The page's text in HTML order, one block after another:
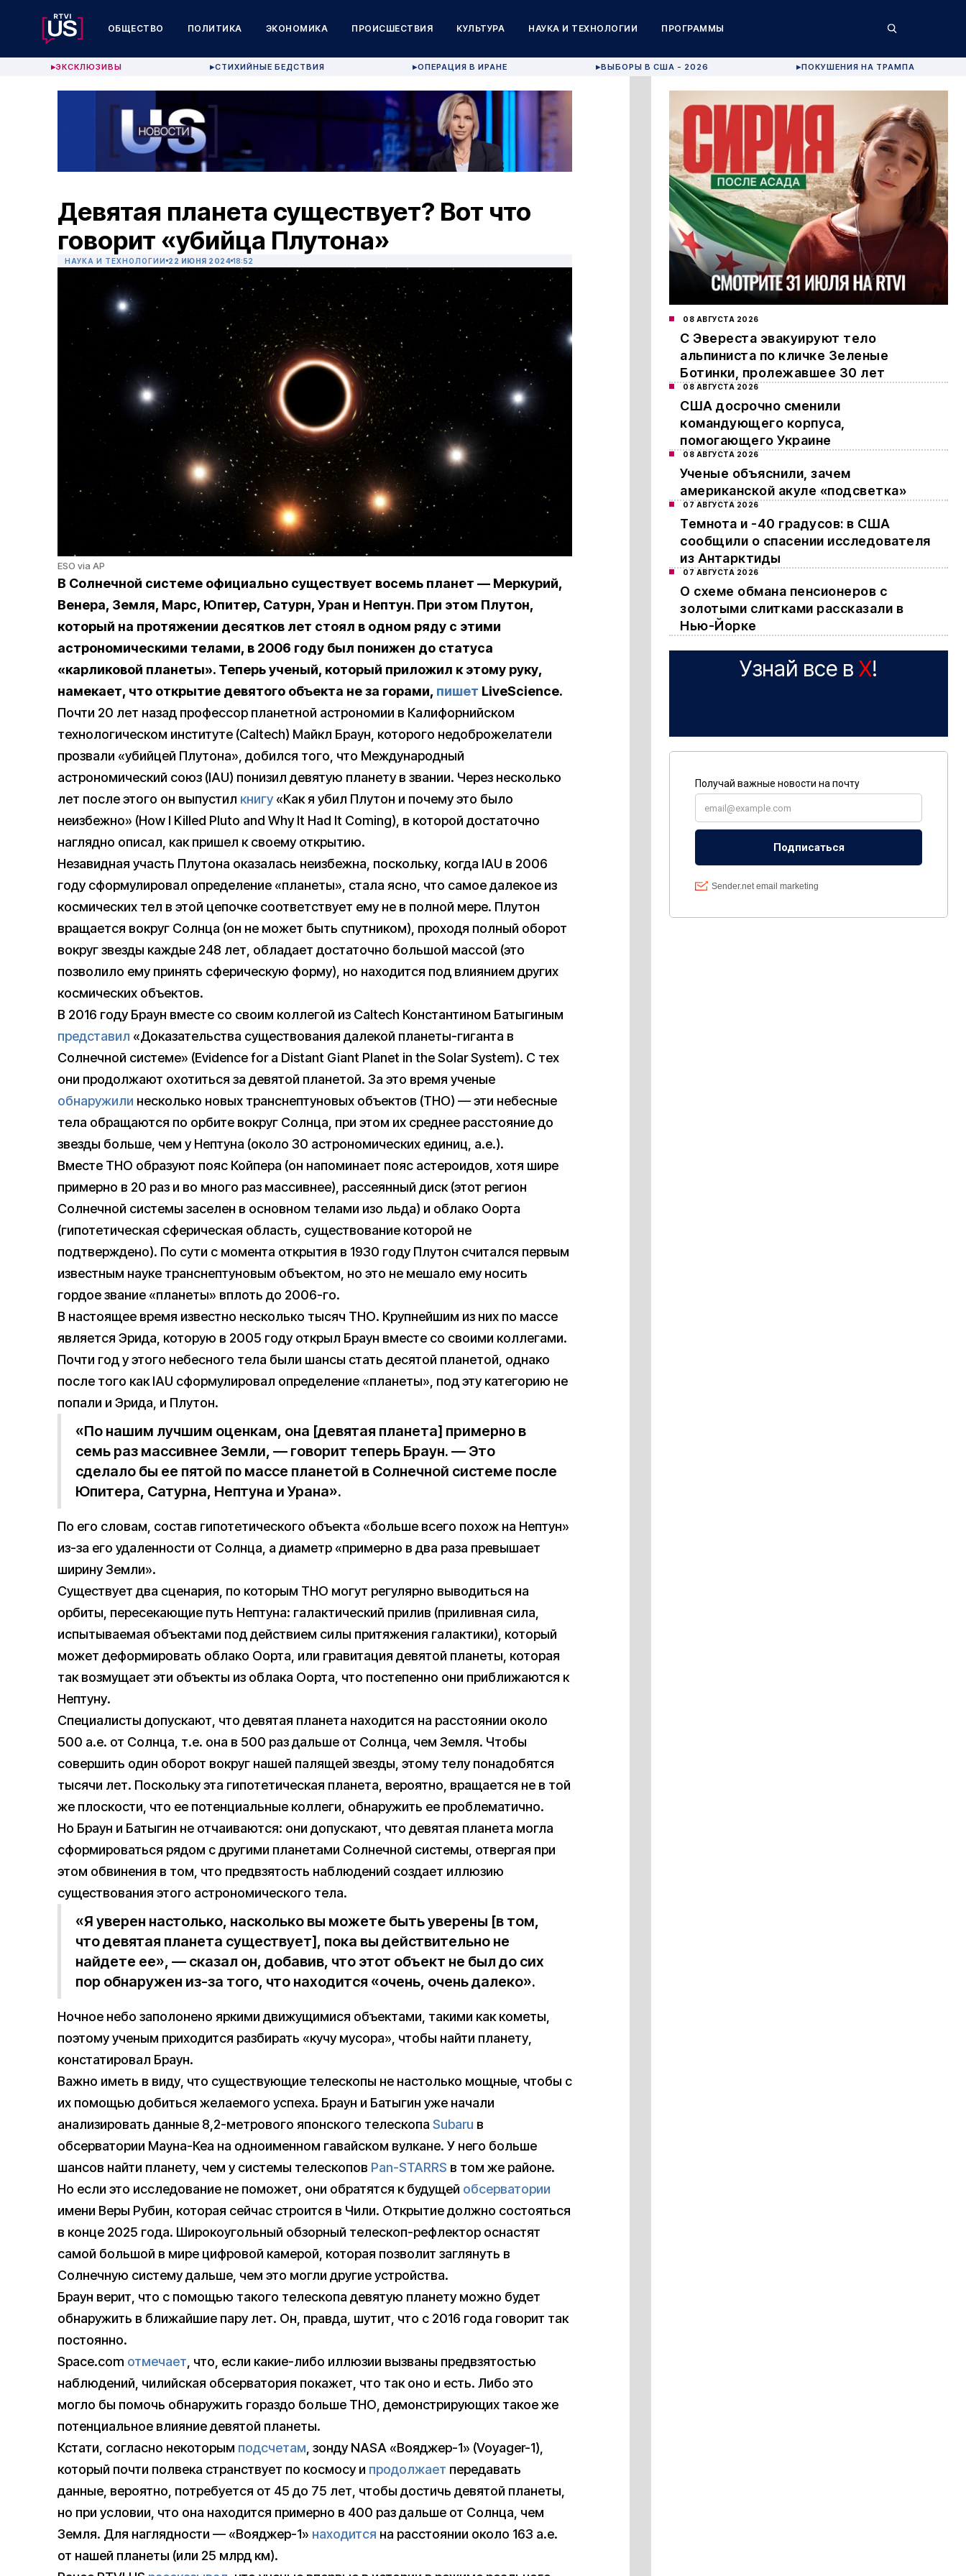
ОБЩЕСТВО ПОЛИТИКА ЭКОНОМИКА ПРОИСШЕСТВИЯ КУЛЬТУРА НАУКА И ТЕХНОЛОГИИ ПРОГРАММЫ
▶ЭКСКЛЮЗИВЫ ▶СТИХИЙНЫЕ БЕДСТВИЯ ▶ОПЕРАЦИЯ В ИРАНЕ ▶ВЫБОРЫ В США - 2026 ▶ПОКУШЕНИЯ НА ТРАМПА
Девятая планета существует? Вот что
говорит «убийца Плутона»
НАУКА И ТЕХНОЛОГИИ 22 ИЮНЯ 2024 18:52
ESO via AP
В Солнечной системе официально существует восемь планет — Меркурий,
Венера, Земля, Марс, Юпитер, Сатурн, Уран и Нептун. При этом Плутон,
который на протяжении десятков лет стоял в одном ряду с этими
астрономическими телами, в 2006 году был понижен до статуса
«карликовой планеты». Теперь ученый, который приложил к этому руку,
намекает, что открытие девятого объекта не за горами, пишет LiveScience.
Почти 20 лет назад профессор планетной астрономии в Калифорнийском
технологическом институте (Caltech) Майкл Браун, которого недоброжелатели
прозвали «убийцей Плутона», добился того, что Международный
астрономический союз (IAU) понизил девятую планету в звании. Через несколько
лет после этого он выпустил книгу«Как я убил Плутон и почему это было
неизбежно» (How I Killed Pluto and Why It Had It Coming), в которой достаточно
наглядно описал, как пришел к своему открытию.
Незавидная участь Плутона оказалась неизбежна, поскольку, когда IAU в 2006
году сформулировал определение «планеты», стала ясно, что самое далекое из
космических тел в этой цепочке соответствует ему не в полной мере. Плутон
вращается вокруг Солнца (он не может быть спутником), проходя полный оборот
вокруг звезды каждые 248 лет, обладает достаточно большой массой (это
позволило ему принять сферическую форму), но находится под влиянием других
космических объектов.
В 2016 году Браун вместе со своим коллегой из Caltech Константином Батыгиным
представил «Доказательства существования далекой планеты-гиганта в
Солнечной системе» (Evidence for a Distant Giant Planet in the Solar System). С тех
они продолжают охотиться за девятой планетой. За это время ученые
обнаружили несколько новых транснептуновых объектов (ТНО) — эти небесные
тела обращаются по орбите вокруг Солнца, при этом их среднее расстояние до
звезды больше, чем у Нептуна (около 30 астрономических единиц, а.е.).
Вместе ТНО образуют пояс Койпера (он напоминает пояс астероидов, хотя шире
примерно в 20 раз и во много раз массивнее), рассеянный диск (этот регион
Солнечной системы заселен в основном телами изо льда) и облако Оорта
(гипотетическая сферическая область, существование которой не
подтверждено). По сути с момента открытия в 1930 году Плутон считался первым
известным науке транснептуновым объектом, но это не мешало ему носить
гордое звание «планеты» вплоть до 2006-го.
В настоящее время известно несколько тысяч ТНО. Крупнейшим из них по массе
является Эрида, которую в 2005 году открыл Браун вместе со своими коллегами.
Почти год у этого небесного тела были шансы стать десятой планетой, однако
после того как IAU сформулировал определение «планеты», под эту категорию не
попали и Эрида, и Плутон.
«По нашим лучшим оценкам, она [девятая планета] примерно в
семь раз массивнее Земли, — говорит теперь Браун. — Это
сделало бы ее пятой по массе планетой в Солнечной системе после
Юпитера, Сатурна, Нептуна и Урана».
По его словам, состав гипотетического объекта «больше всего похож на Нептун»
из-за его удаленности от Солнца, а диаметр «примерно в два раза превышает
ширину Земли».
Существует два сценария, по которым ТНО могут регулярно выводиться на
орбиты, пересекающие путь Нептуна: галактический прилив (приливная сила,
испытываемая объектами под действием силы притяжения галактики), который
может деформировать облако Оорта, или гравитация девятой планеты, которая
так возмущает эти объекты из облака Оорта, что постепенно они приближаются к
Нептуну.
Специалисты допускают, что девятая планета находится на расстоянии около
500 а.е. от Солнца, т.е. она в 500 раз дальше от Солнца, чем Земля. Чтобы
совершить один оборот вокруг нашей палящей звезды, этому телу понадобятся
тысячи лет. Поскольку эта гипотетическая планета, вероятно, вращается не в той
же плоскости, что ее потенциальные коллеги, обнаружить ее проблематично.
Но Браун и Батыгин не отчаиваются: они допускают, что девятая планета могла
сформироваться рядом с другими планетами Солнечной системы, отвергая при
этом обвинения в том, что предвзятость наблюдений создает иллюзию
существования этого астрономического тела.
«Я уверен настолько, насколько вы можете быть уверены [в том,
что девятая планета существует], пока вы действительно не
найдете ее», — сказал он, добавив, что этот объект не был до сих
пор обнаружен из-за того, что находится «очень, очень далеко».
Ночное небо заполонено яркими движущимися объектами, такими как кометы,
поэтому ученым приходится разбирать «кучу мусора», чтобы найти планету,
констатировал Браун.
Важно иметь в виду, что существующие телескопы не настолько мощные, чтобы с
их помощью добиться желаемого успеха. Браун и Батыгин уже начали
анализировать данные 8,2-метрового японского телескопа Subaru в
обсерватории Мауна-Кеа на одноименном гавайском вулкане. У него больше
шансов найти планету, чем у системы телескопов Pan-STARRS в том же районе.
Но если это исследование не поможет, они обратятся к будущей обсерватории
имени Веры Рубин, которая сейчас строится в Чили. Открытие должно состояться
в конце 2025 года. Широкоугольный обзорный телескоп-рефлектор оснастят
самой большой в мире цифровой камерой, которая позволит заглянуть в
Солнечную систему дальше, чем это могли другие устройства.
Браун верит, что с помощью такого телескопа девятую планету можно будет
обнаружить в ближайшие пару лет. Он, правда, шутит, что с 2016 года говорит так
постоянно.
Space.com отмечает, что, если какие-либо иллюзии вызваны предвзятостью
наблюдений, чилийская обсерватория покажет, что так оно и есть. Либо это
могло бы помочь обнаружить гораздо больше ТНО, демонстрирующих такое же
потенциальное влияние девятой планеты.
Кстати, согласно некоторым подсчетам, зонду NASA «Вояджер-1» (Voyager-1),
который почти полвека странствует по космосу и продолжает передавать
данные, вероятно, потребуется от 45 до 75 лет, чтобы достичь девятой планеты,
но при условии, что она находится примерно в 400 раз дальше от Солнца, чем
Земля. Для наглядности — «Вояджер-1» находится на расстоянии около 163 а.е.
от нашей планеты (или 25 млрд км).
08 АВГУСТА 2026
С Эвереста эвакуируют тело
альпиниста по кличке Зеленые
Ботинки, пролежавшее 30 лет
08 АВГУСТА 2026
США досрочно сменили
командующего корпуса,
помогающего Украине
08 АВГУСТА 2026
Ученые объяснили, зачем
американской акуле «подсветка»
07 АВГУСТА 2026
Темнота и -40 градусов: в США
сообщили о спасении исследователя
из Антарктиды
07 АВГУСТА 2026
О схеме обмана пенсионеров с
золотыми слитками рассказали в
Нью-Йорке
Узнай все в X!